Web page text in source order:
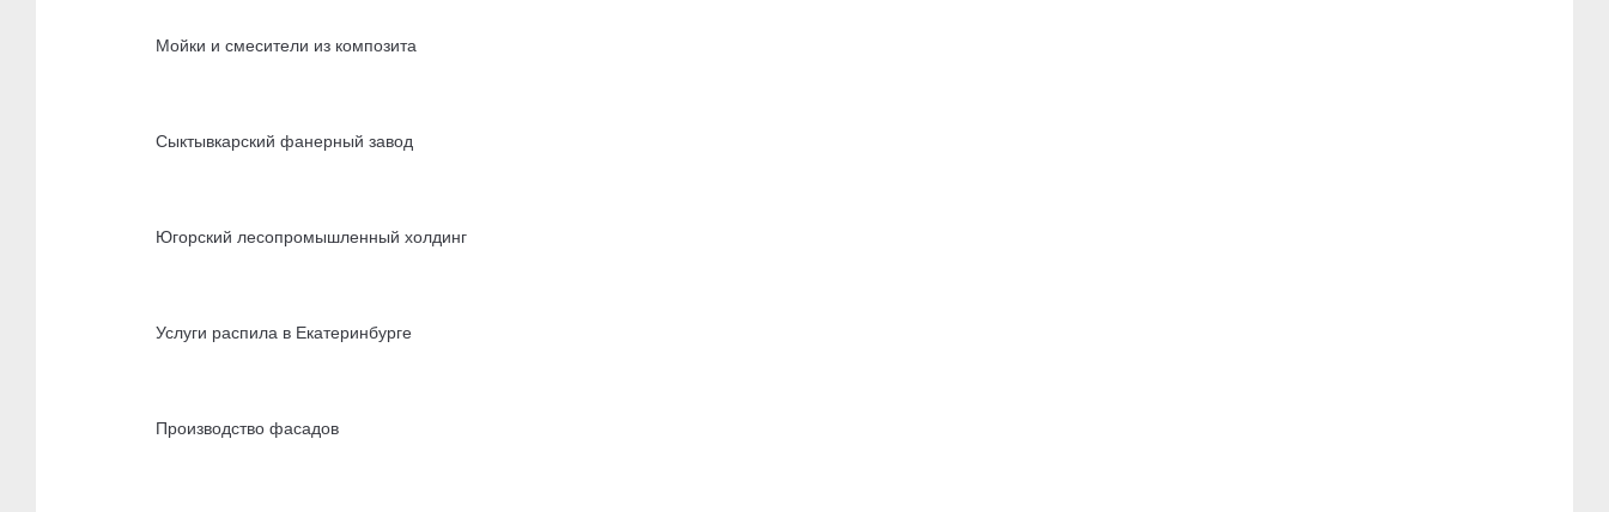
Мойки и смесители из композита
Сыктывкарский фанерный завод
Югорский лесопромышленный холдинг
Услуги распила в Екатеринбурге
Производство фасадов